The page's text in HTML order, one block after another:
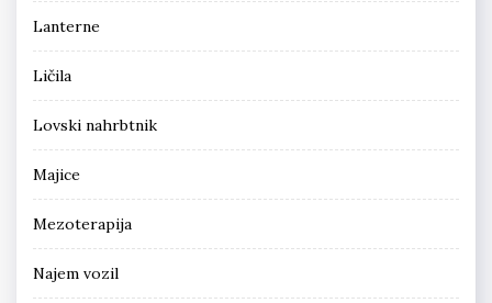
Lanterne
Ličila
Lovski nahrbtnik
Majice
Mezoterapija
Najem vozil